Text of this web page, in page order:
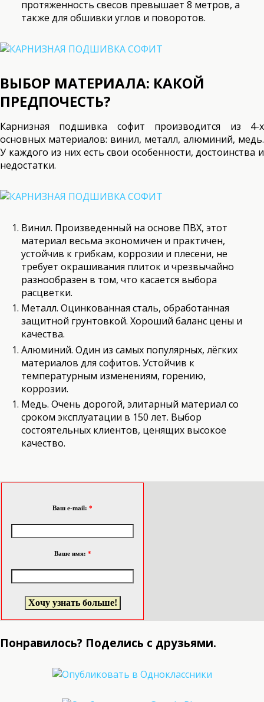
протяженность свесов превышает 8 метров, а
также для обшивки углов и поворотов.
ВЫБОР МАТЕРИАЛА: КАКОЙ
ПРЕДПОЧЕСТЬ?
Карнизная подшивка софит производится из 4-х
основных материалов: винил, металл, алюминий, медь.
У каждого из них есть свои особенности, достоинства и
недостатки.
Винил. Произведенный на основе ПВХ, этот
материал весьма экономичен и практичен,
устойчив к грибкам, коррозии и плесени, не
требует окрашивания плиток и чрезвычайно
разнообразен в том, что касается выбора
расцветки.
Металл. Оцинкованная сталь, обработанная
защитной грунтовкой. Хороший баланс цены и
качества.
Алюминий. Один из самых популярных, лёгких
материалов для софитов. Устойчив к
температурным изменениям, горению,
коррозии.
Медь. Очень дорогой, элитарный материал со
сроком эксплуатации в 150 лет. Выбор
состоятельных клиентов, ценящих высокое
качество.
Ваш e-mail: *
Ваше имя: *
Понравилось? Поделись с друзьями.